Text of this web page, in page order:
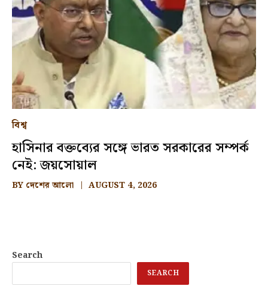
বিশ্ব
হাসিনার বক্তব্যের সঙ্গে ভারত সরকারের সম্পর্ক
নেই: জয়সোয়াল
BY দেশের আলো AUGUST 4, 2026
Search
SEARCH